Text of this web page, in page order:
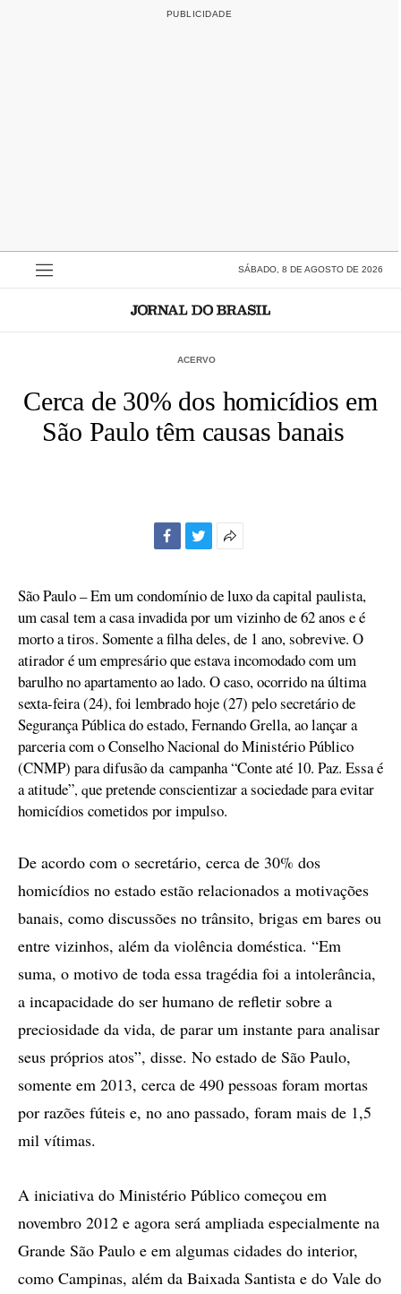
SÁBADO, 8 DE AGOSTO DE 2026
ACERVO
Cerca de 30% dos homicídios em
São Paulo têm causas banais
compartilhamento
São Paulo – Em um condomínio de luxo da capital paulista,
um casal tem a casa invadida por um vizinho de 62 anos e é
morto a tiros. Somente a filha deles, de 1 ano, sobrevive. O
atirador é um empresário que estava incomodado com um
barulho no apartamento ao lado. O caso, ocorrido na última
sexta-feira (24), foi lembrado hoje (27) pelo secretário de
Segurança Pública do estado, Fernando Grella, ao lançar a
parceria com o Conselho Nacional do Ministério Público
(CNMP) para difusão da campanha “Conte até 10. Paz. Essa é
a atitude”, que pretende conscientizar a sociedade para evitar
homicídios cometidos por impulso.
De acordo com o secretário, cerca de 30% dos
homicídios no estado estão relacionados a motivações
banais, como discussões no trânsito, brigas em bares ou
entre vizinhos, além da violência doméstica. “Em
suma, o motivo de toda essa tragédia foi a intolerância,
a incapacidade do ser humano de refletir sobre a
preciosidade da vida, de parar um instante para analisar
seus próprios atos”, disse. No estado de São Paulo,
somente em 2013, cerca de 490 pessoas foram mortas
por razões fúteis e, no ano passado, foram mais de 1,5
mil vítimas.
A iniciativa do Ministério Público começou em
novembro 2012 e agora será ampliada especialmente na
Grande São Paulo e em algumas cidades do interior,
como Campinas, além da Baixada Santista e do Vale do